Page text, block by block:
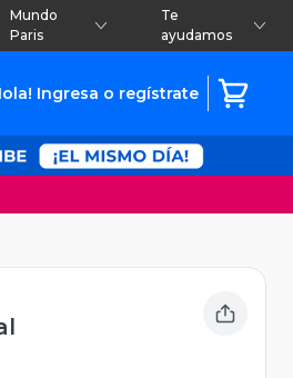
Mundo
Paris
Te
ayudamos
Ingresa o regístrate